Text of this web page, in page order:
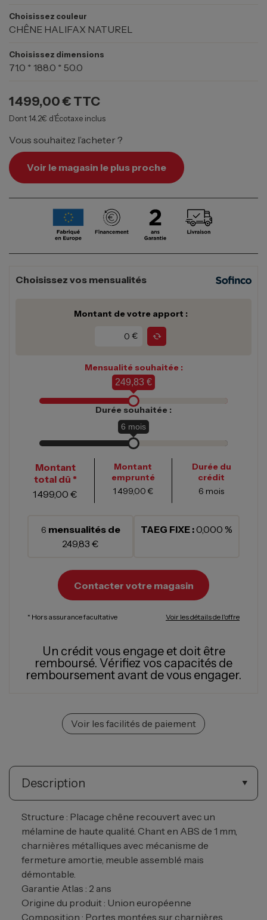
Choisissez couleur
CHÊNE HALIFAX NATUREL
Choisissez dimensions
71.0 * 188.0 * 50.0
1 499,00 € TTC
Dont 14.2€ d’Écotaxe inclus
Vous souhaitez l’acheter ?
Voir le magasin le plus proche
Choisissez vos mensualités
Montant de votre apport :
€
Mensualité souhaitée :
249,83 €
Durée souhaitée :
6 mois
Montant
total dû *
1 499,00 €
Montant
emprunté
1 499,00 €
Durée du
crédit
6 mois
6 mensualités de
249,83 €
TAEG FIXE :0,000 %
Contacter votre magasin
* Hors assurance facultative Voir les détails de l'offre
Un crédit vous engage et doit être
remboursé. Vérifiez vos capacités de
remboursement avant de vous engager.
Voir les facilités de paiement
Description
Structure : Placage chêne recouvert avec un
mélamine de haute qualité. Chant en ABS de 1 mm,
charnières métalliques avec mécanisme de
fermeture amortie, meuble assemblé mais
démontable.
Garantie Atlas : 2 ans
Origine du produit : Union européenne
Composition : Portes montées sur charnières